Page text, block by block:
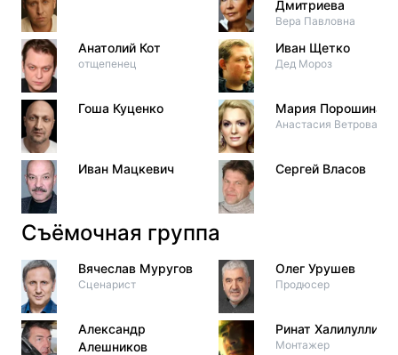
Анатолий Кот
отщепенец
Гоша Куценко
Иван Мацкевич
Дмитриева
Вера Павловна
Иван Щетко
Дед Мороз
Мария Порошина
Анастасия Ветрова
Сергей Власов
Съёмочная группа
Вячеслав Муругов
Сценарист
Александр
Алешников
Олег Урушев
Продюсер
Ринат Халилуллин
Монтажер